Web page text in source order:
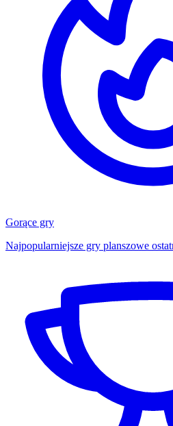
Gorące gry
Najpopularniejsze gry planszowe